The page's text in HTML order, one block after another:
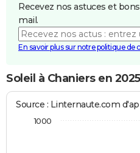
Recevez nos astuces et
mail.
En savoir plus sur notre politique de
Soleil à Chaniers en 2025
Source : Linternaute.com
1000